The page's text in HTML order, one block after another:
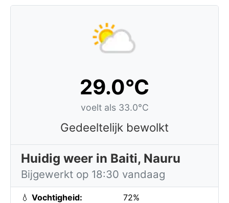
29.0°C
voelt als 33.0°C
Gedeeltelijk bewolkt
Huidig weer in Baiti, Nauru
Bijgewerkt op 18:30 vandaag
💧 Vochtigheid: 72%